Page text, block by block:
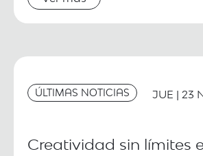
ÚLTIMAS NOTICIAS JUE | 23
Creatividad sin límites